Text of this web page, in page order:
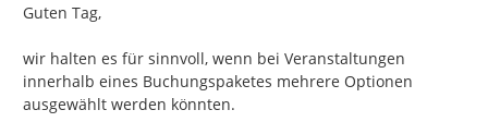
Guten Tag,
wir halten es für sinnvoll, wenn bei Veranstaltungen
innerhalb eines Buchungspaketes mehrere Optionen
ausgewählt werden könnten.